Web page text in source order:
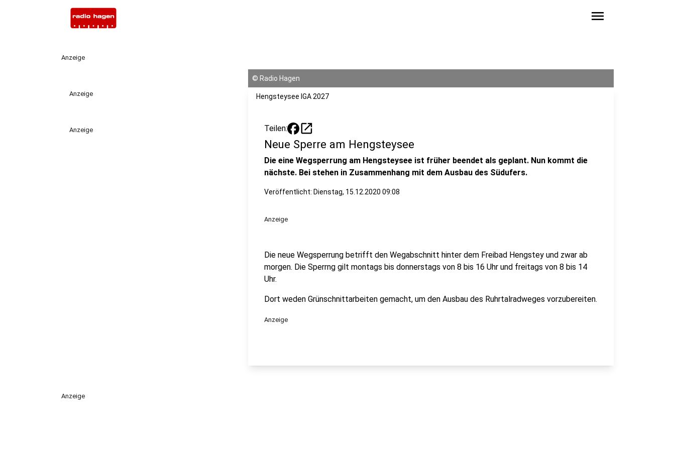
menu
Anzeige
Anzeige
Anzeige
© Radio Hagen
Hengsteysee IGA 2027
Teilen: open_in_new
Neue Sperre am Hengsteysee
Die eine Wegsperrung am Hengsteysee ist früher beendet als geplant. Nun kommt die
nächste. Bei stehen in Zusammenhang mit dem Ausbau des Südufers.
Veröffentlicht: Dienstag, 15.12.2020 09:08
Anzeige
Die neue Wegsperrung betrifft den Wegabschnitt hinter dem Freibad Hengstey und zwar ab
morgen. Die Sperrng gilt montags bis donnerstags von 8 bis 16 Uhr und freitags von 8 bis 14
Uhr.
Dort weden Grünschnittarbeiten gemacht, um den Ausbau des Ruhrtalradweges vorzubereiten.
Anzeige
Anzeige